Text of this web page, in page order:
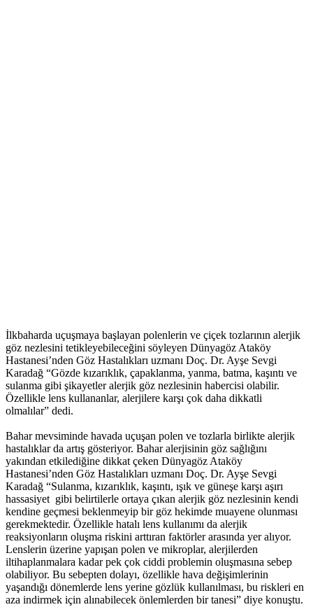
İlkbaharda uçuşmaya başlayan polenlerin ve çiçek tozlarının alerjik
göz nezlesini tetikleyebileceğini söyleyen Dünyagöz Ataköy
Hastanesi’nden Göz Hastalıkları uzmanı Doç. Dr. Ayşe Sevgi
Karadağ “Gözde kızarıklık, çapaklanma, yanma, batma, kaşıntı ve
sulanma gibi şikayetler alerjik göz nezlesinin habercisi olabilir.
Özellikle lens kullananlar, alerjilere karşı çok daha dikkatli
olmalılar” dedi.
Bahar mevsiminde havada uçuşan polen ve tozlarla birlikte alerjik
hastalıklar da artış gösteriyor. Bahar alerjisinin göz sağlığını
yakından etkilediğine dikkat çeken Dünyagöz Ataköy
Hastanesi’nden Göz Hastalıkları uzmanı Doç. Dr. Ayşe Sevgi
Karadağ “Sulanma, kızarıklık, kaşıntı, ışık ve güneşe karşı aşırı
hassasiyet gibi belirtilerle ortaya çıkan alerjik göz nezlesinin kendi
kendine geçmesi beklenmeyip bir göz hekimde muayene olunması
gerekmektedir. Özellikle hatalı lens kullanımı da alerjik
reaksiyonların oluşma riskini arttıran faktörler arasında yer alıyor.
Lenslerin üzerine yapışan polen ve mikroplar, alerjilerden
iltihaplanmalara kadar pek çok ciddi problemin oluşmasına sebep
olabiliyor. Bu sebepten dolayı, özellikle hava değişimlerinin
yaşandığı dönemlerde lens yerine gözlük kullanılması, bu riskleri en
aza indirmek için alınabilecek önlemlerden bir tanesi” diye konuştu.